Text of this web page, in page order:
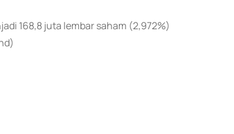
168,8 juta lembar saham (2,972%)